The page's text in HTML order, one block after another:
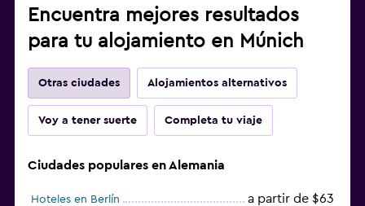
Encuentra mejores resultados
para tu alojamiento en Múnich
Otras ciudades Alojamientos alternativos
Voy a tener suerte Completa tu viaje
Ciudades populares en Alemania
Hoteles en Berlín a partir de $63